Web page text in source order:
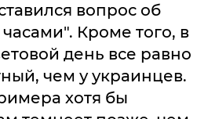
вопрос об
Кроме того, в
день все равно
чем у украинцев.
хотя бы